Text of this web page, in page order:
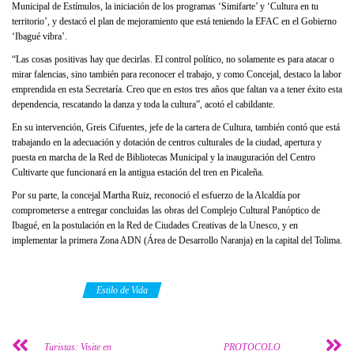
Municipal de Estímulos, la iniciación de los programas ‘Simifarte’ y ‘Cultura en tu
territorio’, y destacó el plan de mejoramiento que está teniendo la EFAC en el Gobierno
‘Ibagué vibra’.
“Las cosas positivas hay que decirlas. El control político, no solamente es para atacar o
mirar falencias, sino también para reconocer el trabajo, y como Concejal, destaco la labor
emprendida en esta Secretaría. Creo que en estos tres años que faltan va a tener éxito esta
dependencia, rescatando la danza y toda la cultura”, acotó el cabildante.
En su intervención, Greis Cifuentes, jefe de la cartera de Cultura, también contó que está
trabajando en la adecuación y dotación de centros culturales de la ciudad, apertura y
puesta en marcha de la Red de Bibliotecas Municipal y la inauguración del Centro
Cultivarte que funcionará en la antigua estación del tren en Picaleña.
Por su parte, la concejal Martha Ruiz, reconoció el esfuerzo de la Alcaldía por
comprometerse a entregar concluidas las obras del Complejo Cultural Panóptico de
Ibagué, en la postulación en la Red de Ciudades Creativas de la Unesco, y en
implementar la primera Zona ADN (Área de Desarrollo Naranja) en la capital del Tolima.
Estilo de Vida
Turistas: Visite en
PROTOCOLO